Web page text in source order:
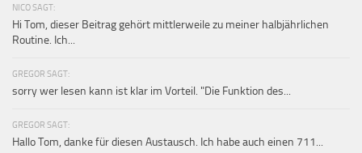
NICO SAGT:
Hi Tom, dieser Beitrag gehört mittlerweile zu meiner halbjährlichen
Routine. Ich...
GREGOR SAGT:
sorry wer lesen kann ist klar im Vorteil. "Die Funktion des...
GREGOR SAGT:
Hallo Tom, danke für diesen Austausch. Ich habe auch einen 711...